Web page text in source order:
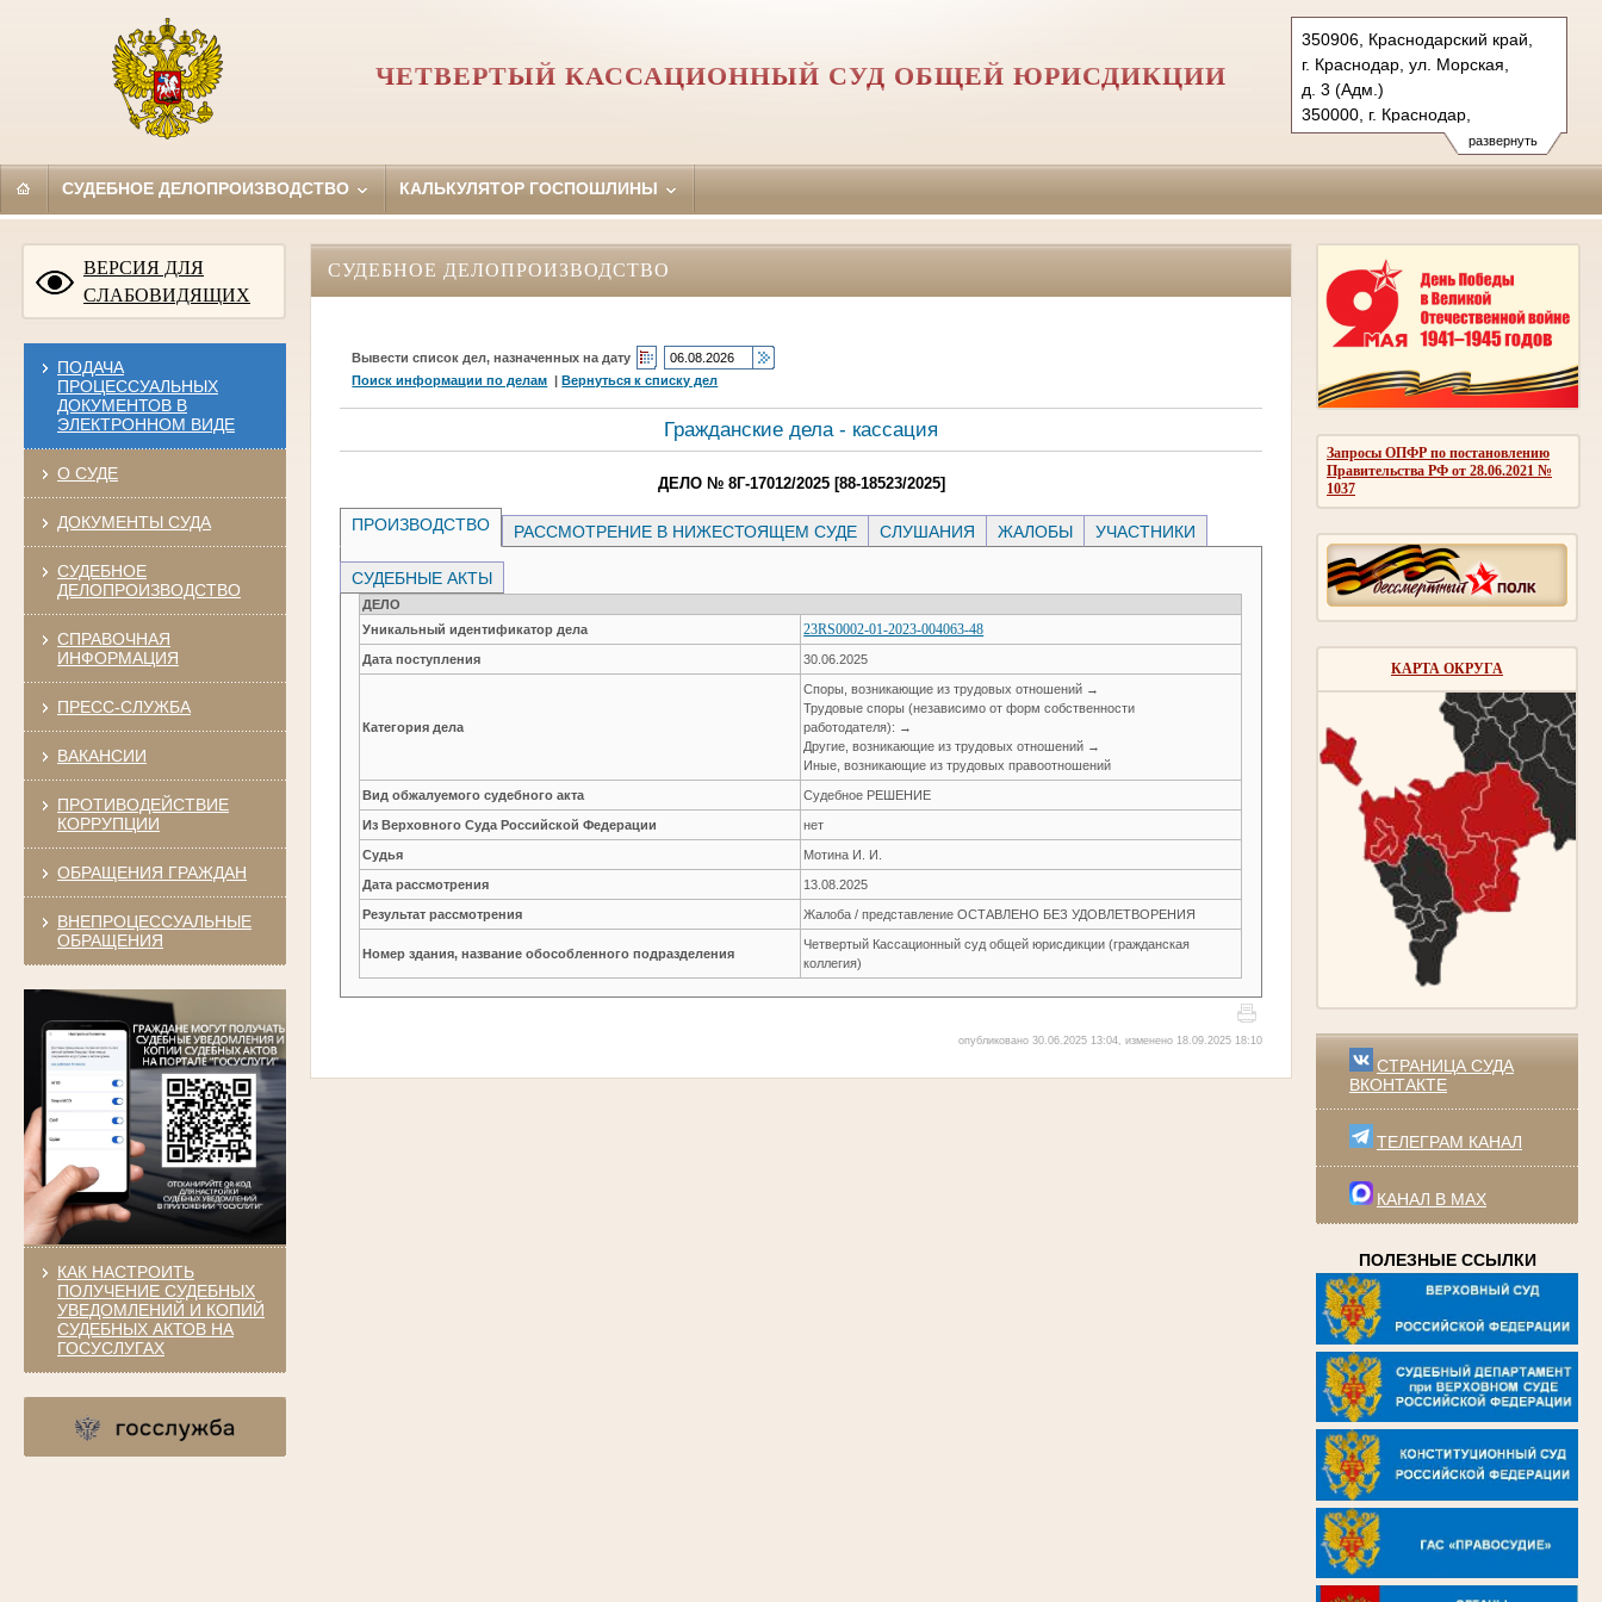
развернуть
350906, Краснодарский край,
г. Краснодар, ул. Морская,
д. 3 (Адм.)
350000, г. Краснодар,
ул. Красная, д.113 (Уг.)
350907, г. Краснодар,
Тел.: (861) 219-24-00
ЧЕТВЕРТЫЙ КАССАЦИОННЫЙ СУД ОБЩЕЙ ЮРИСДИКЦИИ
СУДЕБНОЕ ДЕЛОПРОИЗВОДСТВО КАЛЬКУЛЯТОР ГОСПОШЛИНЫ
ВЕРСИЯ ДЛЯ
СЛАБОВИДЯЩИХ
ПОДАЧА
ПРОЦЕССУАЛЬНЫХ
ДОКУМЕНТОВ В
ЭЛЕКТРОННОМ ВИДЕ
О СУДЕ
ДОКУМЕНТЫ СУДА
СУДЕБНОЕ
ДЕЛОПРОИЗВОДСТВО
СПРАВОЧНАЯ
ИНФОРМАЦИЯ
ПРЕСС-СЛУЖБА
ВАКАНСИИ
ПРОТИВОДЕЙСТВИЕ
КОРРУПЦИИ
ОБРАЩЕНИЯ ГРАЖДАН
ВНЕПРОЦЕССУАЛЬНЫЕ
ОБРАЩЕНИЯ
КАК НАСТРОИТЬ
ПОЛУЧЕНИЕ СУДЕБНЫХ
УВЕДОМЛЕНИЙ И КОПИЙ
СУДЕБНЫХ АКТОВ НА
ГОСУСЛУГАХ
Запросы ОПФР по постановлению
Правительства РФ от 28.06.2021 №
1037
КАРТА ОКРУГА
СТРАНИЦА СУДА
ВКОНТАКТЕ
ТЕЛЕГРАМ КАНАЛ
КАНАЛ В MAX
ПОЛЕЗНЫЕ ССЫЛКИ
СУДЕБНОЕ ДЕЛОПРОИЗВОДСТВО
Вывести список дел, назначенных на дату
Поиск информации по делам |Вернуться к списку дел
Гражданские дела - кассация
ДЕЛО № 8Г-17012/2025 [88-18523/2025]
ПРОИЗВОДСТВО РАССМОТРЕНИЕ В НИЖЕСТОЯЩЕМ СУДЕ СЛУШАНИЯ ЖАЛОБЫ УЧАСТНИКИ
СУДЕБНЫЕ АКТЫ
ДЕЛО
Уникальный идентификатор дела
23RS0002-01-2023-004063-48
Дата поступления 30.06.2025
Категория дела
Споры, возникающие из трудовых отношений →
Трудовые споры (независимо от форм собственности
работодателя): →
Другие, возникающие из трудовых отношений →
Иные, возникающие из трудовых правоотношений
Вид обжалуемого судебного акта Судебное РЕШЕНИЕ
Из Верховного Суда Российской Федерации нет
Судья Мотина И. И.
Дата рассмотрения 13.08.2025
Результат рассмотрения Жалоба / представление ОСТАВЛЕНО БЕЗ УДОВЛЕТВОРЕНИЯ
Номер здания, название обособленного подразделения
Четвертый Кассационный суд общей юрисдикции (гражданская
коллегия)
опубликовано 30.06.2025 13:04, изменено 18.09.2025 18:10